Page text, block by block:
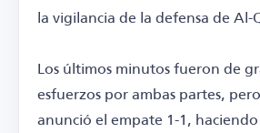
la vigilancia de la defensa de Al-
Los últimos minutos fueron de
esfuerzos por ambas partes,
anunció el empate 1-1,